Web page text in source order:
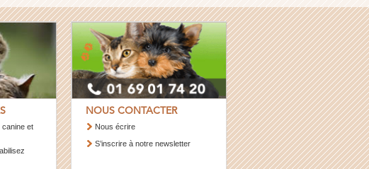
canine et
NOUS CONTACTER
Nous écrire
S’inscrire à notre newsletter